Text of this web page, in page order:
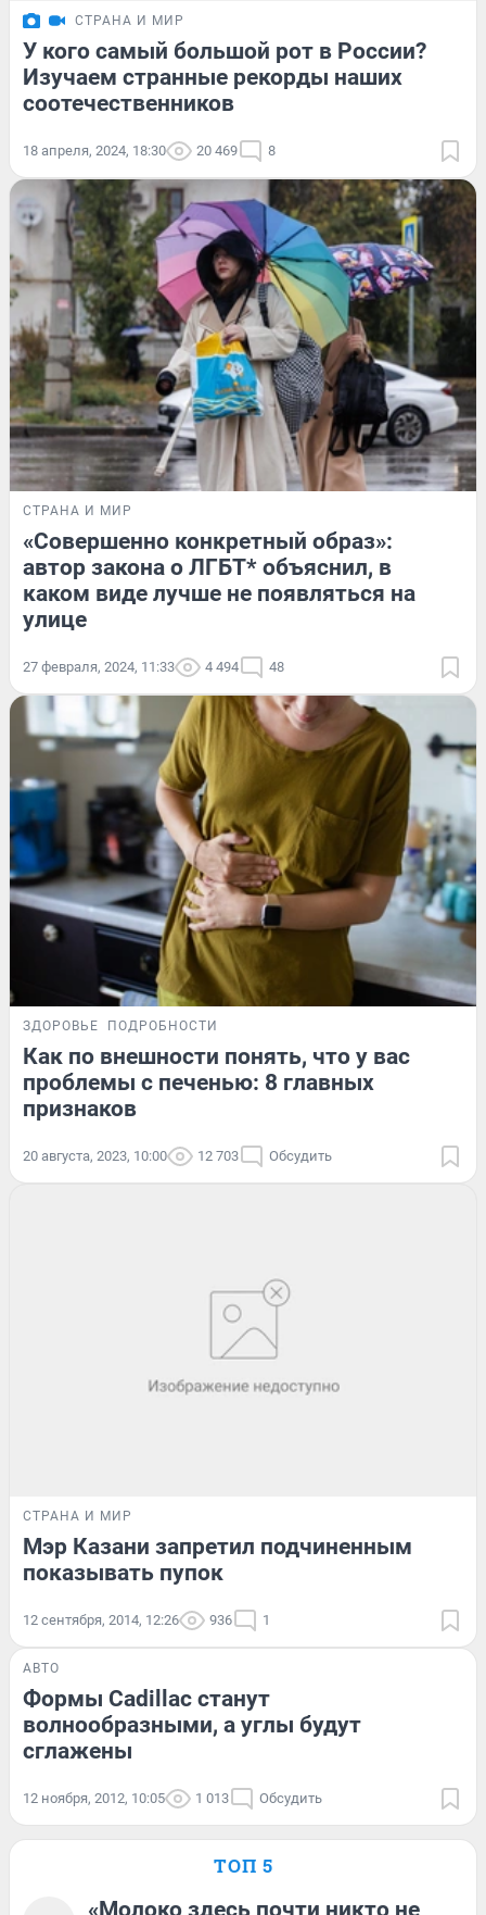
СТРАНА И МИР
У кого самый большой рот в России?
Изучаем странные рекорды наших
соотечественников
18 апреля, 2024, 18:30 20 469 8
СТРАНА И МИР
«Совершенно конкретный образ»:
автор закона о ЛГБТ* объяснил, в
каком виде лучше не появляться на
улице
27 февраля, 2024, 11:33 4 494 48
ЗДОРОВЬЕ ПОДРОБНОСТИ
Как по внешности понять, что у вас
проблемы с печенью: 8 главных
признаков
20 августа, 2023, 10:00 12 703 Обсудить
СТРАНА И МИР
Мэр Казани запретил подчиненным
показывать пупок
12 сентября, 2014, 12:26 936 1
АВТО
Формы Cadillac станут
волнообразными, а углы будут
сглажены
12 ноября, 2012, 10:05 1 013 Обсудить
ТОП 5
«Молоко здесь почти никто не